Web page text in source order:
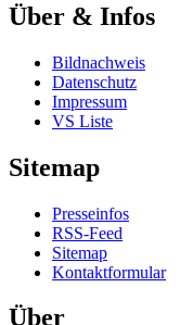
Über & Infos
Bildnachweis
Datenschutz
Impressum
VS Liste
Sitemap
Presseinfos
RSS-Feed
Sitemap
Kontaktformular
Über